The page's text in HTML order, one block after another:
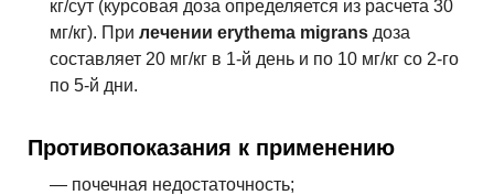
кг/сут (курсовая доза определяется из расчета 30
мг/кг). При лечении erythema migrans доза
составляет 20 мг/кг в 1-й день и по 10 мг/кг со 2-го
по 5-й дни.
Противопоказания к применению
— почечная недостаточность;